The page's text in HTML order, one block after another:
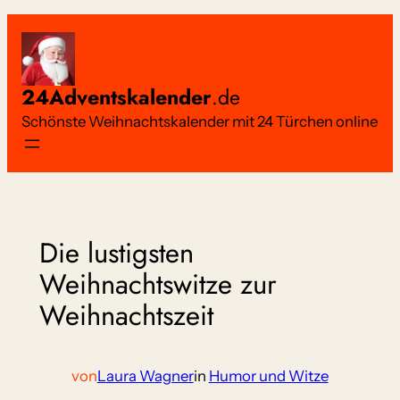
Inhalt
springen
24Adventskalender.de
Schönste Weihnachtskalender mit 24 Türchen online
Die lustigsten
Weihnachtswitze zur
Weihnachtszeit
vonLaura Wagnerin Humor und Witze